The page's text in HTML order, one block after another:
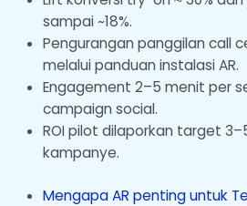
sampai ~18%.
Pengurangan panggilan call
melalui panduan instalasi AR.
Engagement 2–5 menit per
campaign social.
ROI pilot dilaporkan target
kampanye.
Mengapa AR penting untuk